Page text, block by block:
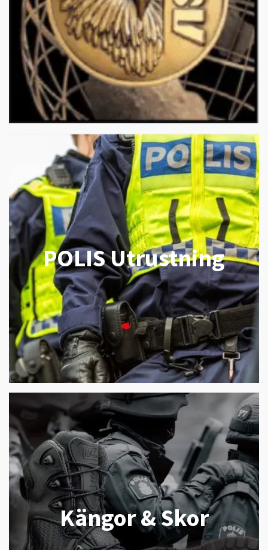
POLIS Utrustning
Kängor & Skor